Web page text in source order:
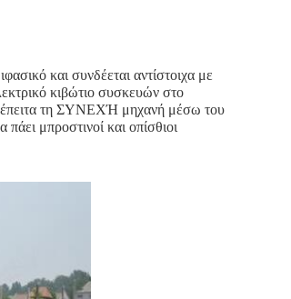
και συνδέεται αντίστοιχα με
κιβώτιο συσκευών στο
έπειτα τη ΣΥΝΕΧΉ μηχανή μέσω του
μπροστινοί και οπίσθιοι